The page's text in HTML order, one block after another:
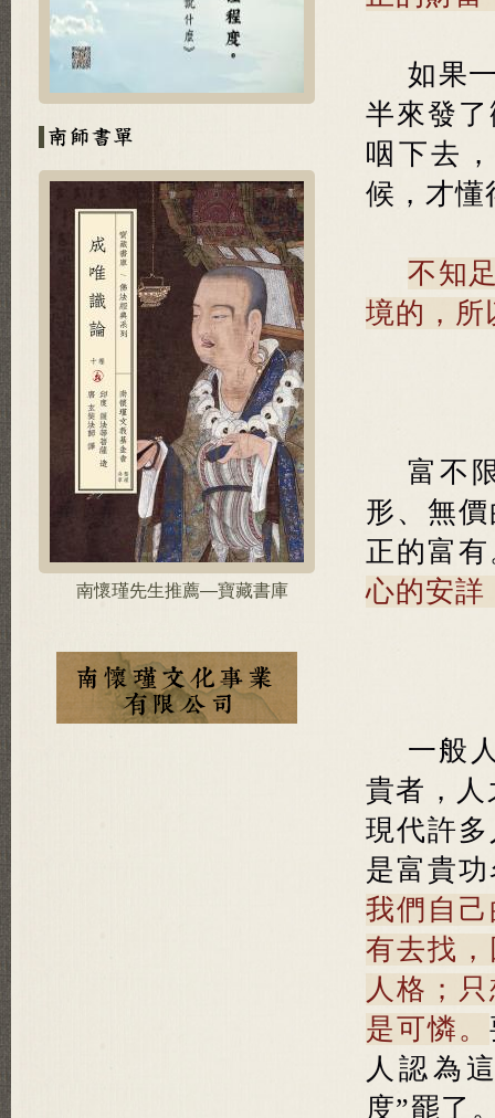
南懷瑾先生推薦—寶藏書庫
如果
半來發
咽下去
候，才懂
不知
境的，所
富不
形、無
正的富
心的安詳
一般
貴者，人
現代許
是富貴
我們自
有去找
人格；
是可憐。
人認為
度”罷了